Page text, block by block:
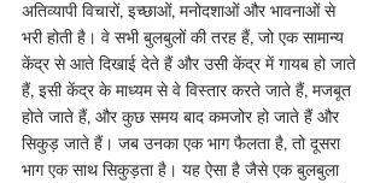
अतिव्यापी विचारों, इच्छाओं, मनोदशाओं और भावनाओं से
भरी होती है। वे सभी बुलबुलों की तरह हैं, जो एक सामान्य
केंद्र से आते दिखाई देते हैं और उसी केंद्र में गायब हो जाते
हैं, इसी केंद्र के माध्यम से वे विस्तार करते जाते हैं, मजबूत
होते जाते हैं, और कुछ समय बाद कमजोर हो जाते हैं और
सिकुड़ जाते हैं। जब उनका एक भाग फैलता है, तो दूसरा
भाग एक साथ सिकुड़ता है। यह ऐसा है जैसे एक बुलबुला